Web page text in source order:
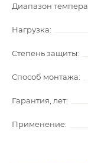
Диапазон
Нагрузка:
Степень защиты:
Способ монтажа:
Гарантия, лет:
Применение: